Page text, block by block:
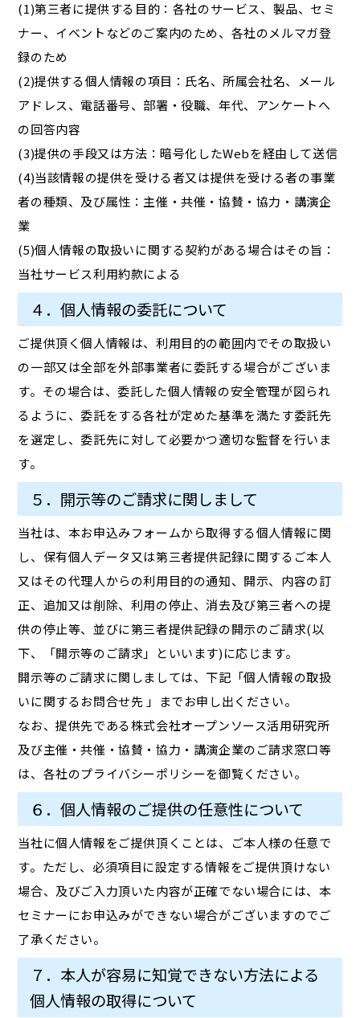
(1)第三者に提供する目的：各社のサービス、製品、セミ
ナー、イベントなどのご案内のため、各社のメルマガ登
録のため
(2)提供する個人情報の項目：氏名、所属会社名、メール
アドレス、電話番号、部署・役職、年代、アンケートへ
の回答内容
(3)提供の手段又は方法：暗号化したWebを経由して送信
(4)当該情報の提供を受ける者又は提供を受ける者の事業
者の種類、及び属性：主催・共催・協賛・協力・講演企
業
(5)個人情報の取扱いに関する契約がある場合はその旨：
当社サービス利用約款による
４．個人情報の委託について
ご提供頂く個人情報は、利用目的の範囲内でその取扱い
の一部又は全部を外部事業者に委託する場合がございま
す。その場合は、委託した個人情報の安全管理が図られ
るように、委託をする各社が定めた基準を満たす委託先
を選定し、委託先に対して必要かつ適切な監督を行いま
す。
５．開示等のご請求に関しまして
当社は、本お申込みフォームから取得する個人情報に関
し、保有個人データ又は第三者提供記録に関するご本人
又はその代理人からの利用目的の通知、開示、内容の訂
正、追加又は削除、利用の停止、消去及び第三者への提
供の停止等、並びに第三者提供記録の開示のご請求(以
下、「開示等のご請求」といいます)に応じます。
開示等のご請求に関しましては、下記「個人情報の取扱
いに関するお問合せ先 」までお申し出ください。
なお、提供先である株式会社オープンソース活用研究所
及び主催・共催・協賛・協力・講演企業のご請求窓口等
は、各社のプライバシーポリシーを御覧ください。
６．個人情報のご提供の任意性について
当社に個人情報をご提供頂くことは、ご本人様の任意で
す。ただし、必須項目に設定する情報をご提供頂けない
場合、及びご入力頂いた内容が正確でない場合には、本
セミナーにお申込みができない場合がございますのでご
了承ください。
７．本人が容易に知覚できない方法による
個人情報の取得について